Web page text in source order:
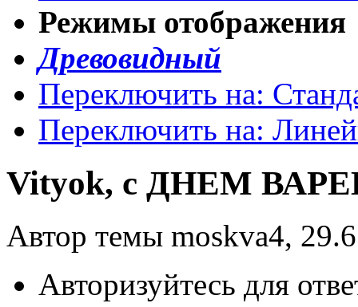
Режимы отображения
Древовидный
Переключить на:
Переключить на:
Vityok, с ДНЕМ
Автор темы moskva4,
Авторизуйтесь для